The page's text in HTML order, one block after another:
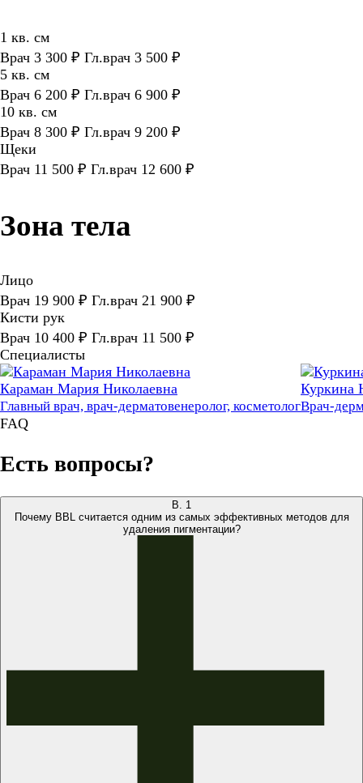
1 кв. см
Врач 3 300 ₽ Гл.врач 3 500 ₽
5 кв. см
Врач 6 200 ₽ Гл.врач 6 900 ₽
10 кв. см
Врач 8 300 ₽ Гл.врач 9 200 ₽
Щеки
Врач 11 500 ₽ Гл.врач 12 600 ₽
Зона тела
Лицо
Врач 19 900 ₽ Гл.врач 21 900 ₽
Кисти рук
Врач 10 400 ₽ Гл.врач 11 500 ₽
Специалисты
Караман Мария Николаевна
Главный врач, врач-дерматовенеролог, косметолог
Куркина
Врач-
FAQ
Есть вопросы?
В. 1
Почему BBL считается одним из самых эффективных методов для
удаления пигментации?